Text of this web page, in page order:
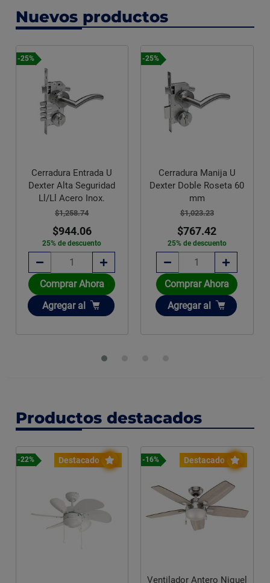
Nuevos productos
-25%
Cerradura Entrada U
Dexter Alta Seguridad
Ll/Ll Acero Inox.
$1,258.74
$944.06
25% de descuento
Comprar Ahora
Añadir
Agregar al
-25%
Cerradura Manija U
Dexter Doble Roseta 60
mm
$1,023.23
$767.42
25% de descuento
Comprar Ahora
Añadir
Agregar al
Productos destacados
Destacado
-22% Destacado
-16%
Ventilador Antero Niquel